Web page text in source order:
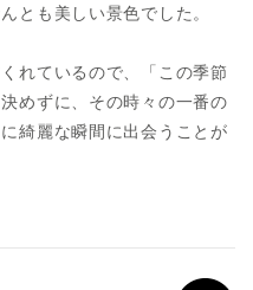
とも美しい景色でした。
れているので、「この季節
めずに、その時々の一番の
綺麗な瞬間に出会うことが